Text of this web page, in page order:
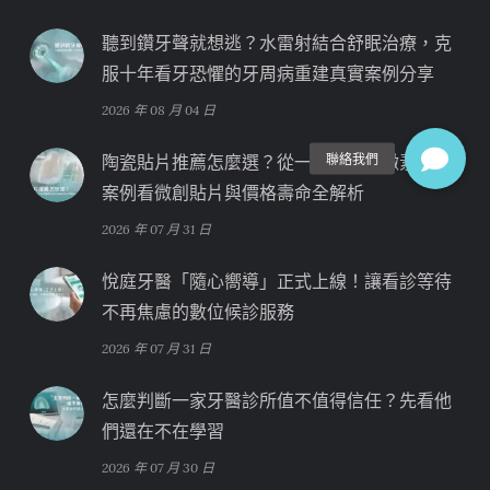
聽到鑽牙聲就想逃？水雷射結合舒眠治療，克
服十年看牙恐懼的牙周病重建真實案例分享
2026 年 08 月 04 日
陶瓷貼片推薦怎麼選？從一位「四環黴素牙」
案例看微創貼片與價格壽命全解析
2026 年 07 月 31 日
悅庭牙醫「隨心嚮導」正式上線！讓看診等待
不再焦慮的數位候診服務
2026 年 07 月 31 日
怎麼判斷一家牙醫診所值不值得信任？先看他
們還在不在學習
2026 年 07 月 30 日